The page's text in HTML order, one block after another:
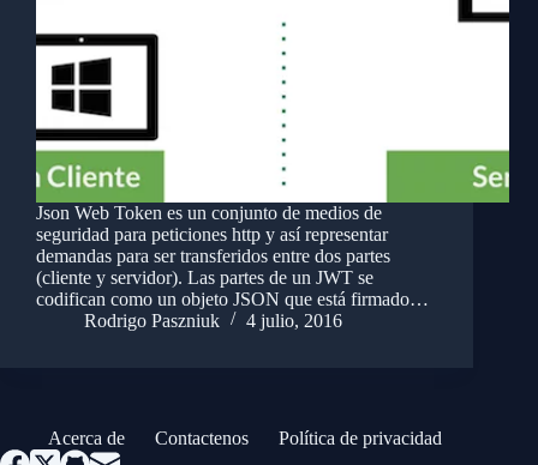
Json Web Token es un conjunto de medios de
seguridad para peticiones http y así representar
demandas para ser transferidos entre dos partes
(cliente y servidor). Las partes de un JWT se
codifican como un objeto JSON que está firmado…
Rodrigo Paszniuk
4 julio, 2016
Acerca de Contactenos Política de privacidad